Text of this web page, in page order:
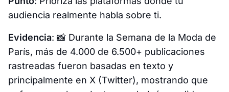
audiencia realmente habla sobre ti.
Evidencia: 📸 Durante la Semana de la Moda de
París, más de 4.000 de 6.500+ publicaciones
rastreadas fueron basadas en texto y
principalmente en X (Twitter), mostrando que